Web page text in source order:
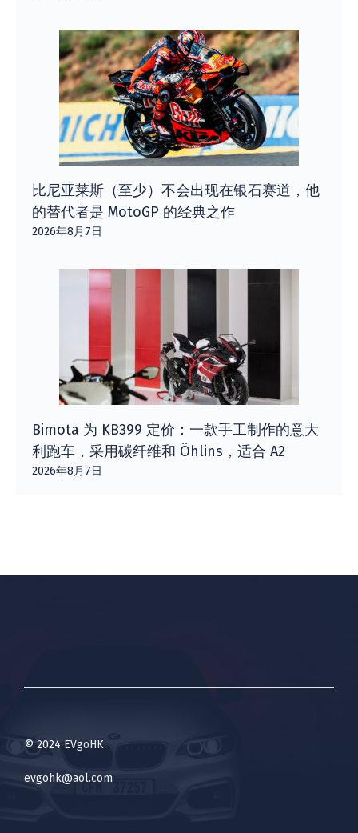
比尼亚莱斯（至少）不会出现在银石赛道，他
的替代者是 MotoGP 的经典之作
2026年8月7日
Bimota 为 KB399 定价：一款手工制作的意大
利跑车，采用碳纤维和 Öhlins，适合 A2
2026年8月7日
© 2024 EVgoHK
evgohk@aol.com